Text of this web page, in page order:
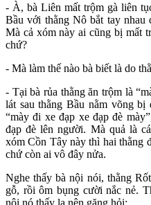
- À, bà Liên mất trộm gà liên
Bầu với thằng Nô bắt tay nhau
Mà cả xóm này ai cũng bị mất
chứ?
- Mà làm thế nào bà biết là do
- Tại bà rủa thằng ăn trộm là
lát sau thằng Bầu nằm võng
“mày đi xe đạp xe đạp đè
đạp đè lên người. Mà quả là
xóm Cồn Tây này thì hai thằng
chứ còn ai vô đây nửa.
Nghe thấy bà nội nói, thằng
gỗ, rồi ôm bụng cười nắc nẻ.
nội nó thấy lạ nên gặng hỏi: